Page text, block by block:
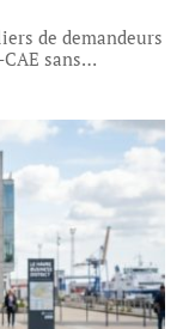
de demandeurs
sans…